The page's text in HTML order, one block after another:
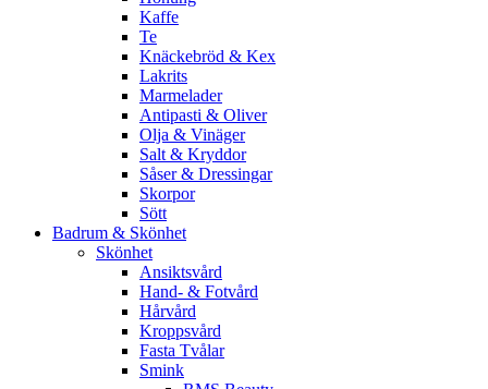
Kaffe
Te
Knäckebröd & Kex
Lakrits
Marmelader
Antipasti & Oliver
Olja & Vinäger
Salt & Kryddor
Såser & Dressingar
Skorpor
Sött
Badrum & Skönhet
Skönhet
Ansiktsvård
Hand- & Fotvård
Hårvård
Kroppsvård
Fasta Tvålar
Smink